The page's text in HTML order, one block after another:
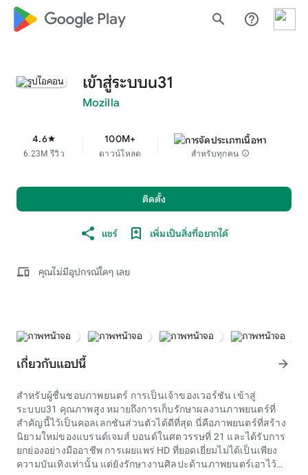
google_logo Play search help_outline
เข้าสู่ระบบu31
Mozilla
4.6star
6.23M รีวิว
100M+
ดาวน์โหลด สำหรับทุกคน info
ติดตั้ง
แชร์ เพิ่มเป็นสิ่งที่อยากได้
devices คุณไม่มีอุปกรณ์ใดๆ เลย
เกี่ยวกับแอปนี้ arrow_forward
สำหรับผู้ชื่นชอบภาพยนตร์ การเป็นเจ้าของเวอร์ชัน เข้าสู่
ระบบu31 คุณภาพสูง หมายถึงการเก็บรักษาผลงานภาพยนตร์ที่
สำคัญนี้ไว้เป็นคอลเลกชันส่วนตัวได้ดีที่สุด นี่คือภาพยนตร์ที่สร้าง
นิยามใหม่ของแบรนด์เจมส์ บอนด์ในศตวรรษที่ 21 และได้รับการ
ยกย่องอย่างมืออาชีพ การเผยแพร่ HD ที่ยอดเยี่ยมไม่ได้เป็นเพียง
ความบันเทิงเท่านั้น แต่ยังรักษางานศิลปะด้านภาพยนตร์เอาไว้